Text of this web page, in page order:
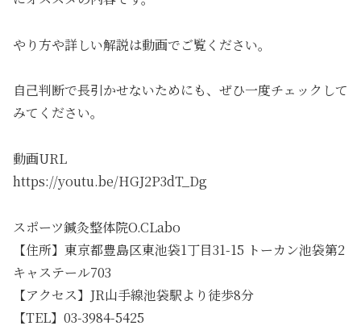
やり方や詳しい解説は動画でご覧ください。
自己判断で長引かせないためにも、ぜひ一度チェックして
みてください。
動画URL
https://youtu.be/HGJ2P3dT_Dg
スポーツ鍼灸整体院O.CLabo
【住所】東京都豊島区東池袋1丁目31-15 トーカン池袋第2
キャステール703
【アクセス】JR山手線池袋駅より徒歩8分
【TEL】03-3984-5425